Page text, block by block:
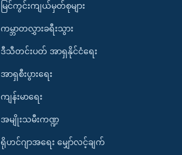
မြင်ကွင်းကျယ်မှတ်စုများ
ကမ္ဘာတလွှားခရီးသွား
ဒီသီတင်းပတ် အာရှနိုင်ငံရေး
အာရှစီးပွားရေး
ကျန်းမာရေး
အမျိုးသမီးကဏ္ဍ
ရိုဟင်ဂျာအရေး မျှော်လင့်ချက်